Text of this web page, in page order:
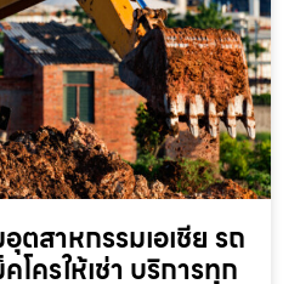
ตสาหกรรมเอเชีย รถ
โครให้เช่า บริการทุก